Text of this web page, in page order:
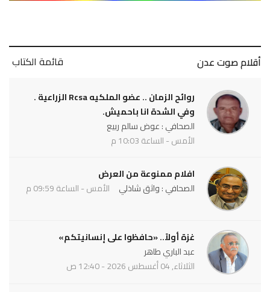
أقلام صوت عدن قائمة الكتاب
روائح الزمان .. عضو الملكيه Rcsa الزراعية .
وفي الشدة انا باحميش.
الصحافي : عوض سالم ربيع
الأمس - الساعة 10:03 م
افلام ممنوعة من العرض
الصحافي : واثق شاذلي
الأمس - الساعة 09:59 م
غزة أولاً.. «حافظوا على إنسانيتكم»
عبد الباري طاهر
الثلاثاء, 04 أغسطس 2026 - 12:40 ص